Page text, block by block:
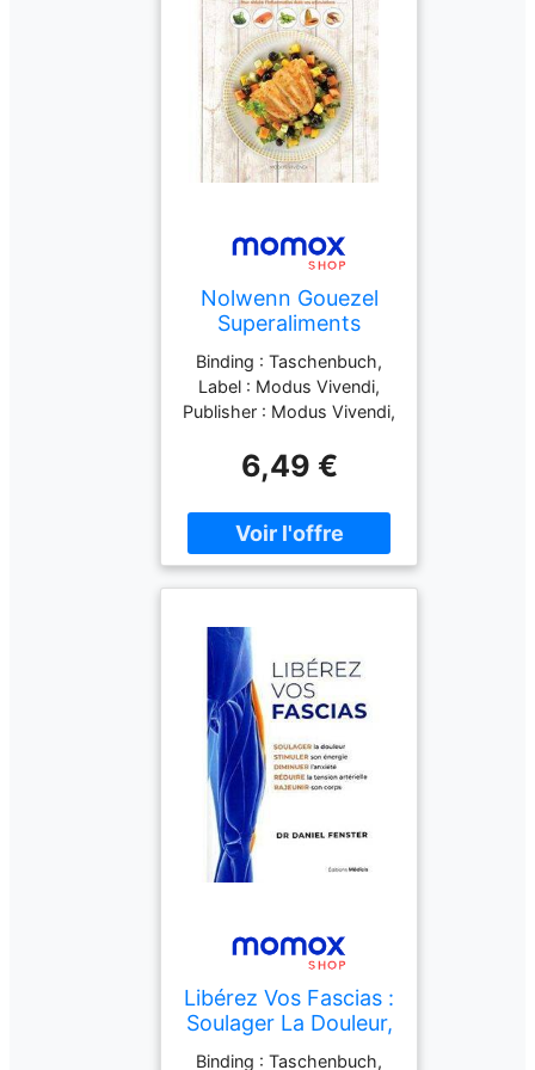
Ortez, languages : french
Nolwenn Gouezel
Superaliments
Arthrite : Pour
Réduire
L'Inflammation Dans
Vos Articulations
Binding : Taschenbuch,
Label : Modus Vivendi,
Publisher : Modus Vivendi,
publicationDate : 2016-
10-14, authors : Nolwenn
Gouezel, Collectif, ISBN :
2895239312
6,49 €
Libérez Vos Fascias :
Soulager La Douleur,
Stimuler Son
Binding : Taschenbuch,